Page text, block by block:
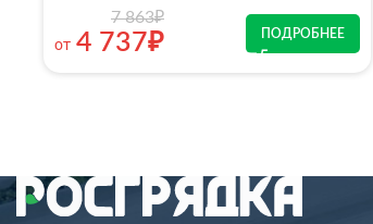
от
7 863₽
4 737₽ ПОДРОБНЕЕ